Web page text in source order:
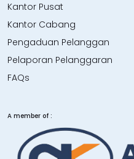
Kantor Pusat
Kantor Cabang
Pengaduan Pelanggan
Pelaporan Pelanggaran
FAQs
A member of :